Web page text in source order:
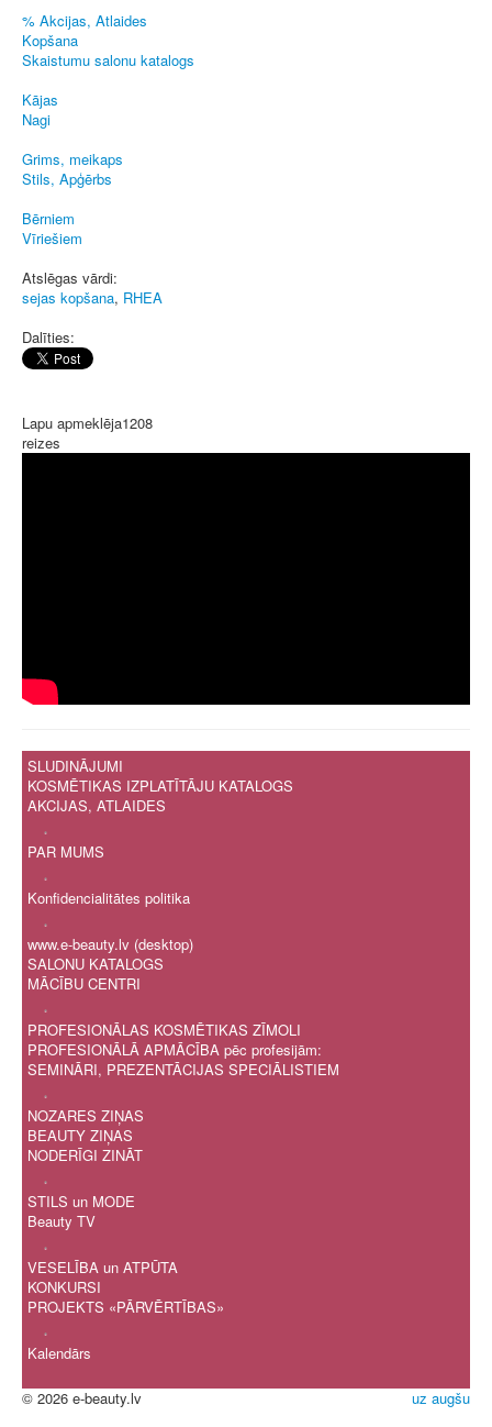
% Akcijas, Atlaides
Kopšana
Skaistumu salonu katalogs
Kājas
Nagi
Grims, meikaps
Stils, Apģērbs
Bērniem
Vīriešiem
Atslēgas vārdi:
sejas kopšana, RHEA
Dalīties:
Lapu apmeklēja1208
reizes
SLUDINĀJUMI
KOSMĒTIKAS IZPLATĪTĀJU KATALOGS
AKCIJAS, ATLAIDES
.
PAR MUMS
.
Konfidencialitātes politika
.
www.e-beauty.lv (desktop)
SALONU KATALOGS
MĀCĪBU CENTRI
.
PROFESIONĀLAS KOSMĒTIKAS ZĪMOLI
PROFESIONĀLĀ APMĀCĪBA pēc profesijām:
SEMINĀRI, PREZENTĀCIJAS SPECIĀLISTIEM
.
NOZARES ZIŅAS
BEAUTY ZIŅAS
NODERĪGI ZINĀT
.
STILS un MODE
Beauty TV
.
VESELĪBA un ATPŪTA
KONKURSI
PROJEKTS «PĀRVĒRTĪBAS»
.
Kalendārs
uz augšu
© 2026 e-beauty.lv